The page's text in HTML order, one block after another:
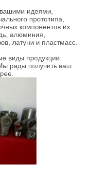
идеями,
прототипа,
компонентов из
алюминия,
латуни и пластмасс.
виды продукции.
рады получить ваш